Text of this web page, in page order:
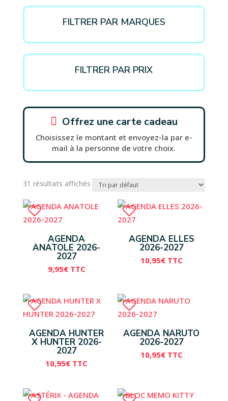
FILTRER PAR MARQUES
FILTRER PAR PRIX
 Offrez une carte cadeau
Choisissez le montant et envoyez-la par e-
mail à la personne de votre choix.
31 résultats affichés
AGENDA
ANATOLE 2026-
2027
9,95€ TTC
AGENDA ELLES
2026-2027
10,95€ TTC
AGENDA HUNTER
X HUNTER 2026-
2027
10,95€ TTC
AGENDA NARUTO
2026-2027
10,95€ TTC